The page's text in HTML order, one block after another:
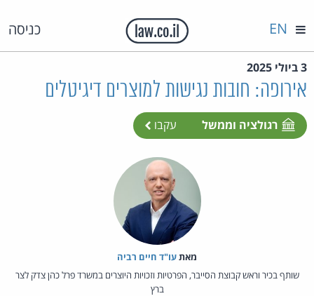
כניסה EN
3 ביולי 2025
אירופה: חובות נגישות למוצרים דיגיטלים
רגולציה וממשל עקבו
מאת‏עו"ד חיים רביה
שותף בכיר וראש קבוצת הסייבר, הפרטיות וזכויות היוצרים במשרד פרל כהן צדק לצר
ברץ